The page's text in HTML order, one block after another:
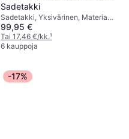
Sadetakki
Sadetakki, Yksivärinen, Materiaali:
Polyesteri, Vedenpitävä
99,95 €
Tai 17,46 €/kk.¹
6 kauppoja
-17%